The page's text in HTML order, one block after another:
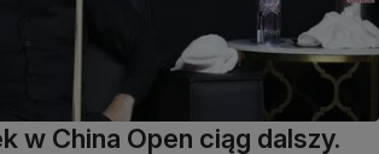
w China Open ciąg dalszy.